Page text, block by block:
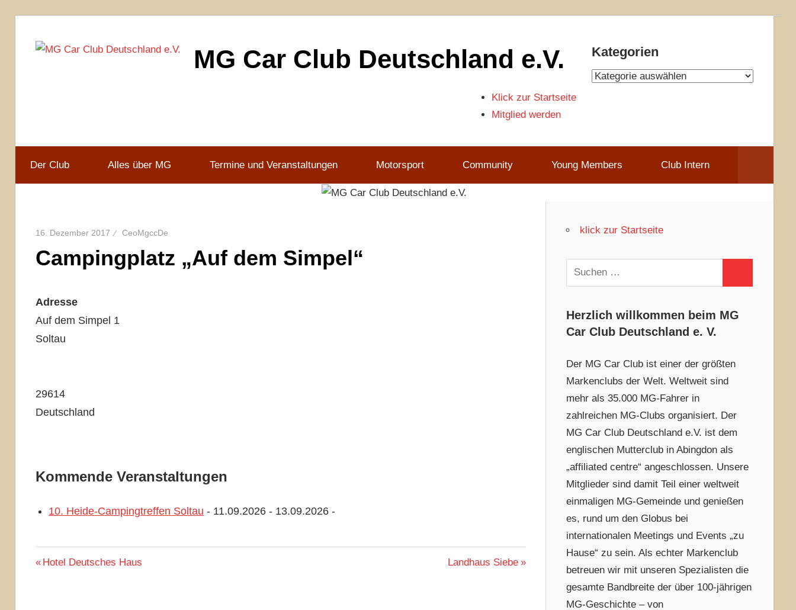
Inhalt
MG Car Club Deutschland e.V. Kategorien
Kategorien
Klick zur Startseite
Mitglied werden
Der Club Alles über MG Termine und Veranstaltungen Motorsport Community Young Members Club Intern
16. Dezember 2017 CeoMgccDe
Campingplatz „Auf dem Simpel“
Adresse
Auf dem Simpel 1
Soltau
29614
Deutschland
Kommende Veranstaltungen
10. Heide-Campingtreffen Soltau - 11.09.2026 - 13.09.2026 -
Beitragsnavigation
Vorheriger
Hotel Deutsches Haus
Nächster
Landhaus Siebe
klick zur Startseite
Suchen
nach:
Herzlich willkommen beim MG
Car Club Deutschland e. V.
Der MG Car Club ist einer der größten
Markenclubs der Welt. Weltweit sind
mehr als 35.000 MG-Fahrer in
zahlreichen MG-Clubs organisiert. Der
MG Car Club Deutschland e.V. ist dem
englischen Mutterclub in Abingdon als
„affiliated centre“ angeschlossen. Unsere
Mitglieder sind damit Teil einer weltweit
einmaligen MG-Gemeinde und genießen
es, rund um den Globus bei
internationalen Meetings und Events „zu
Hause“ zu sein. Als echter Markenclub
betreuen wir mit unseren Spezialisten die
gesamte Bandbreite der über 100-jährigen
MG-Geschichte – von